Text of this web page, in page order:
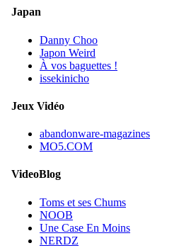
Japan
Danny Choo
Japon Weird
À vos baguettes !
issekinicho
Jeux Vidéo
abandonware-magazines
MO5.COM
VideoBlog
Toms et ses Chums
NOOB
Une Case En Moins
NERDZ